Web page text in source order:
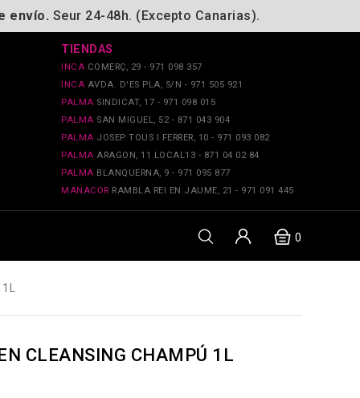
envío. Seur 24-48h. (Excepto Canarias).
TIENDAS
INCA COMERÇ, 29 - 971 098 357
INCA AVDA. D'ES PLA, S/N - 971 505 921
PALMA SINDICAT, 17 - 971 098 015
PALMA SAN MIGUEL, 52 - 871 043 904
PALMA JOSEP TOUS I FERRER, 10 - 971 093 082
PALMA ARAGON, 11 LOCAL13 - 871 04 02 84
PALMA BLANQUERNA, 9 - 971 095 877
MANACOR RAMBLA REI EN JAUME, 21 - 971 091 445
0
CLEANSING CHAMPÚ 1L